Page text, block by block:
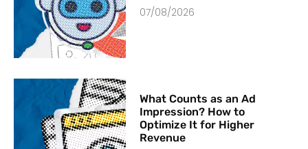
07/08/2026
What Counts as an Ad
Impression? How to
Optimize It for Higher
Revenue